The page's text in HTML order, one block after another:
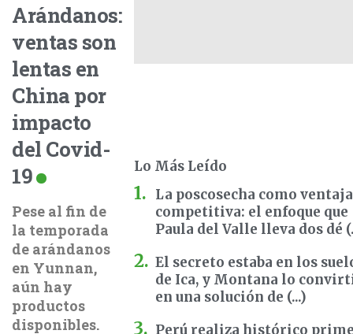
Arándanos:
ventas son
lentas en
China por
impacto
del Covid-
19
Pese al fin de
la temporada
de arándanos
en Yunnan,
aún hay
productos
disponibles.
Lo Más Leído
La poscosecha como ventaja
competitiva: el enfoque que
Paula del Valle lleva dos dé
El secreto estaba en los
de Ica, y Montana lo
en una solución de (...)
Perú realiza histórico